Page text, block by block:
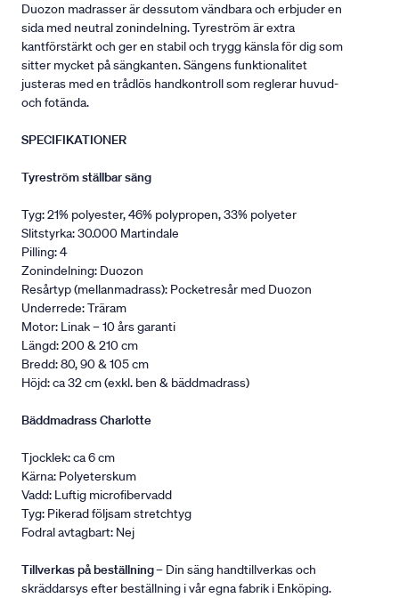
Duozon madrasser är dessutom vändbara och erbjuder en
sida med neutral zonindelning. Tyreström är extra
kantförstärkt och ger en stabil och trygg känsla för dig som
sitter mycket på sängkanten. Sängens funktionalitet
justeras med en trådlös handkontroll som reglerar huvud-
och fotända.
SPECIFIKATIONER
Tyreström ställbar säng
Tyg: 21% polyester, 46% polypropen, 33% polyeter
Slitstyrka: 30.000 Martindale
Pilling: 4
Zonindelning: Duozon
Resårtyp (mellanmadrass): Pocketresår med Duozon
Underrede: Träram
Motor: Linak – 10 års garanti
Längd: 200 & 210 cm
Bredd: 80, 90 & 105 cm
Höjd: ca 32 cm (exkl. ben & bäddmadrass)
Bäddmadrass Charlotte
Tjocklek: ca 6 cm
Kärna: Polyeterskum
Vadd: Luftig microfibervadd
Tyg: Pikerad följsam stretchtyg
Fodral avtagbart: Nej
Tillverkas på beställning– Din säng handtillverkas och
skräddarsys efter beställning i vår egna fabrik i Enköping.